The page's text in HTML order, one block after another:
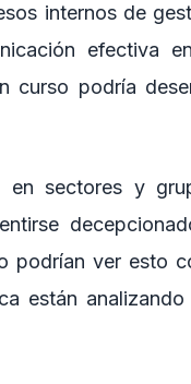
internos de
efectiva
curso podría
en sectores y
podrían ver esto
están